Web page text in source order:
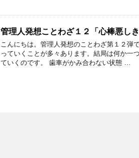
管理人発想ことわざ１２「心棒悪しき
こんにちは。管理人発想のことわざ第１２弾
っていくことが多々あります。結局は何か一
ていくのです。 歯車がかみ合わない状態 …